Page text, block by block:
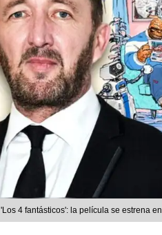
'Los 4 fantásticos': la película se estrena